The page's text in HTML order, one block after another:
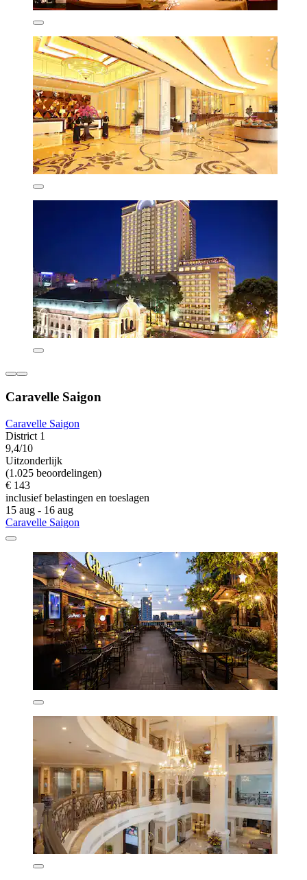
Caravelle Saigon
Caravelle Saigon
District 1
9,4/10
Uitzonderlijk
(1.025 beoordelingen)
€ 143
inclusief belastingen en toeslagen
15 aug - 16 aug
Caravelle Saigon